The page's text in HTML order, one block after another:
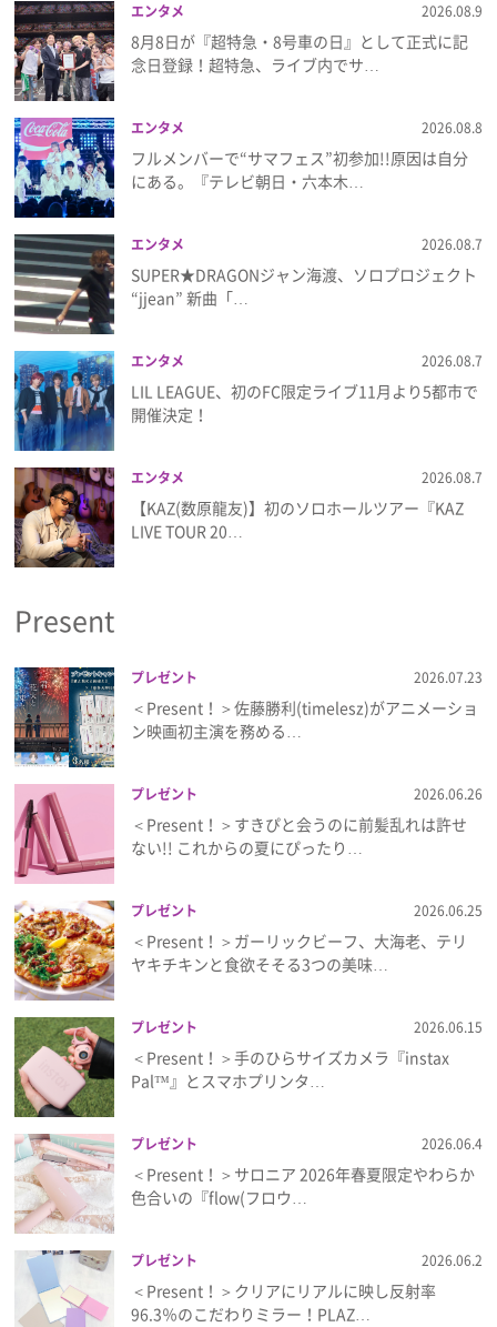
エンタメ 2026.08.9
8月8日が『超特急・8号車の日』として正式に記
念日登録！超特急、ライブ内でサ…
エンタメ 2026.08.8
フルメンバーで“サマフェス”初参加!!原因は自分
にある。『テレビ朝日・六本木…
エンタメ 2026.08.7
SUPER★DRAGONジャン海渡、ソロプロジェクト
“jjean” 新曲「…
エンタメ 2026.08.7
LIL LEAGUE、初のFC限定ライブ11月より5都市で
開催決定！
エンタメ 2026.08.7
【KAZ(数原龍友)】初のソロホールツアー『KAZ
LIVE TOUR 20…
Present
プレゼント 2026.07.23
＜Present！＞佐藤勝利(timelesz)がアニメーショ
ン映画初主演を務める…
プレゼント 2026.06.26
＜Present！＞すきぴと会うのに前髪乱れは許せ
ない!! これからの夏にぴったり…
プレゼント 2026.06.25
＜Present！＞ガーリックビーフ、大海老、テリ
ヤキチキンと食欲そそる3つの美味…
プレゼント 2026.06.15
＜Present！＞手のひらサイズカメラ『instax
Pal™』とスマホプリンタ…
プレゼント 2026.06.4
＜Present！＞サロニア 2026年春夏限定やわらか
色合いの『flow(フロウ…
プレゼント 2026.06.2
＜Present！＞クリアにリアルに映し反射率
96.3％のこだわりミラー！PLAZ…